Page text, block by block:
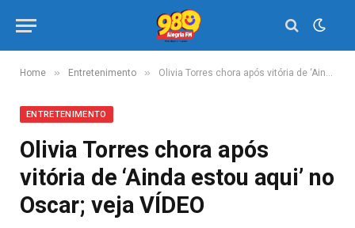
Home » Entretenimento » Olivia Torres chora após vitória de ‘Ainda estou aqui’ no Oscar; veja VÍDEO
ENTRETENIMENTO
Olivia Torres chora após
vitória de ‘Ainda estou aqui’ no
Oscar; veja VÍDEO